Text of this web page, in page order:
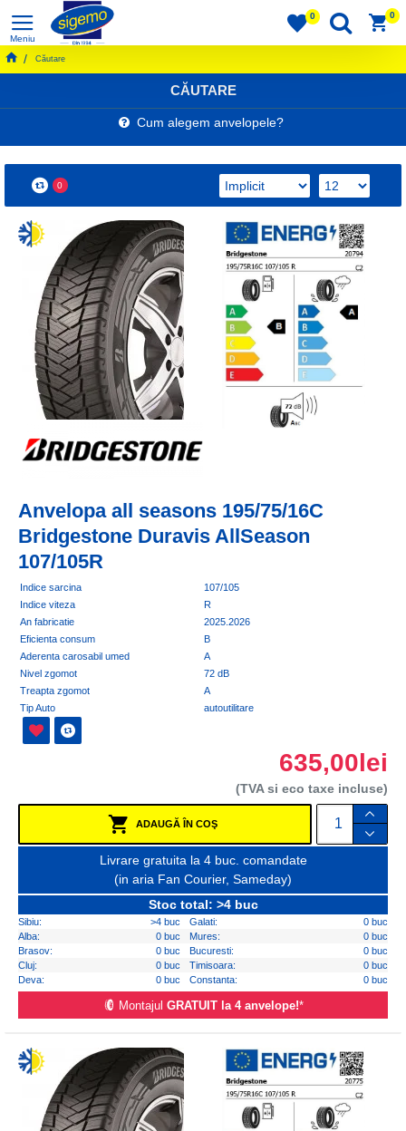
0 0
Căutare
CĂUTARE
Cum alegem anvelopele?
0
Anvelopa all seasons 195/75/16C
Bridgestone Duravis AllSeason
107/105R
Indice sarcina
107/105
Indice viteza
R
An fabricatie
2025.2026
Eficienta consum
B
Aderenta carosabil umed
A
Nivel zgomot
72 dB
Treapta zgomot
A
Tip Auto
autoutilitare
635,00lei
(TVA si eco taxe incluse)
ADAUGĂ ÎN COŞ
Livrare gratuita la 4 buc. comandate
(in aria Fan Courier, Sameday)
Stoc total: >4 buc
Sibiu: >4 buc Galati:
0 buc
Alba:
0 buc Mures:
0 buc
Brasov:
0 buc Bucuresti:
0 buc
Cluj:
0 buc Timisoara:
0 buc
Deva:
0 buc Constanta: 0 buc
Montajul GRATUIT la 4 anvelope!*